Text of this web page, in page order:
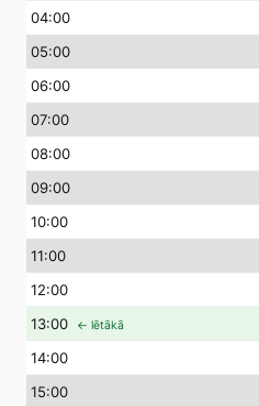
04:00
05:00
06:00
07:00
08:00
09:00
10:00
11:00
12:00
13:00 ← lētākā
14:00
15:00